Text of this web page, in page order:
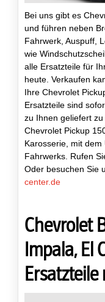
Bei uns gibt es
und führen neben
Fahrwerk, Auspuff,
wie
alle Ersatzteile für
heute. Verkaufen
Ihre Chevrolet
Ersatzteile sind
zu Ihnen geliefert
Chevrolet Pickup
Karosserie, mit
Fahrwerks. Rufen
Oder besuchen Sie
center.de
Chevrolet
Impala, El